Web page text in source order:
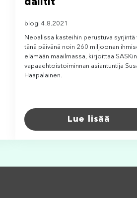
dalitit
blogi 4.8.2021
Nepalissa kasteihin perustuva syrjintä
tänä päivänä noin 260 miljoonan
elämään maailmassa, kirjoittaa SASKin
vapaaehtoistoiminnan asiantuntija
Haapalainen.
Lue lisää